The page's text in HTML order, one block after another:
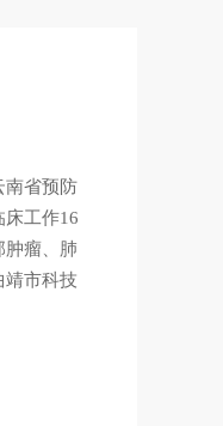
南省预防
工作16
肿瘤、肺
靖市科技